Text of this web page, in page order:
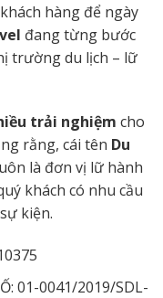
hàng để ngày
đang từng bước
trường du lịch – lữ
trải nghiệm cho
rằng, cái tên Du
là đơn vị lữ hành
khách có nhu cầu
kiện.
01-0041/2019/SDL-